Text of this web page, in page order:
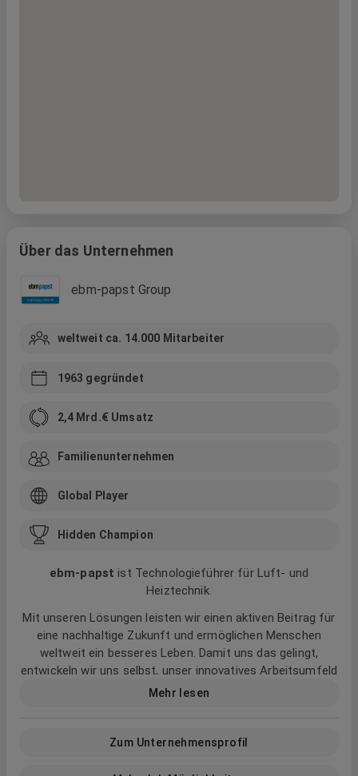
Über das Unternehmen
ebm-papst Group
weltweit ca. 14.000 Mitarbeiter
1963 gegründet
2,4 Mrd.€ Umsatz
Familienunternehmen
Global Player
Hidden Champion
ebm‑papst ist Technologieführer für Luft- und
Heiztechnik.
Mit unseren Lösungen leisten wir einen aktiven Beitrag für
eine nachhaltige Zukunft und ermöglichen Menschen
weltweit ein besseres Leben. Damit uns das gelingt,
entwickeln wir uns selbst, unser innovatives Arbeitsumfeld
und die Art, wie wir zusammenarbeiten stetig voran. Mutig,
Mehr lesen
Zum Unternehmensprofil